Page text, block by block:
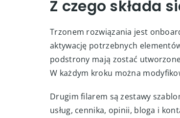
Z czego składa
Trzonem rozwiązania jest
aktywację potrzebnych
podstrony mają zostać
W każdym kroku można
Drugim filarem są zestawy
usług, cennika, opinii, bloga i